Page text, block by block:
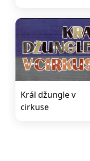
Král džungle v
cirkuse